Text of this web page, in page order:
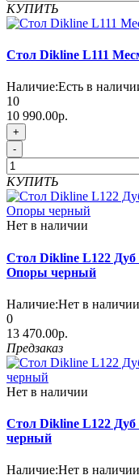
КУПИТЬ
Стол Dikline L111
Наличие:Есть в
10
10 990.00р.
+
-
КУПИТЬ
Нет в наличии
Стол Dikline L122
Опоры черный
Наличие:Нет в наличии
0
13 470.00р.
Предзаказ
Нет в наличии
Стол Dikline L122
черный
Наличие:Нет в наличии